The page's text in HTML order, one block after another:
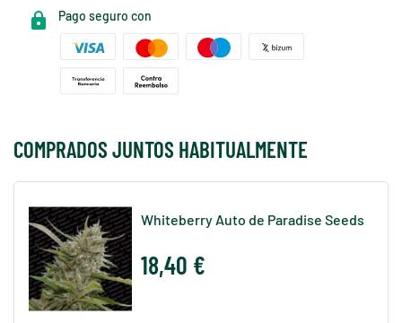
Pago seguro con
COMPRADOS JUNTOS HABITUALMENTE
Whiteberry Auto de Paradise Seeds
18,40 €